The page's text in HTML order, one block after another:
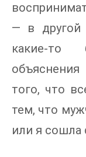
— в другой
какие-то
того, что
тем, что
или я сошла